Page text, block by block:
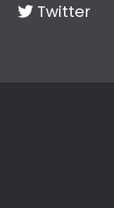
Twitter